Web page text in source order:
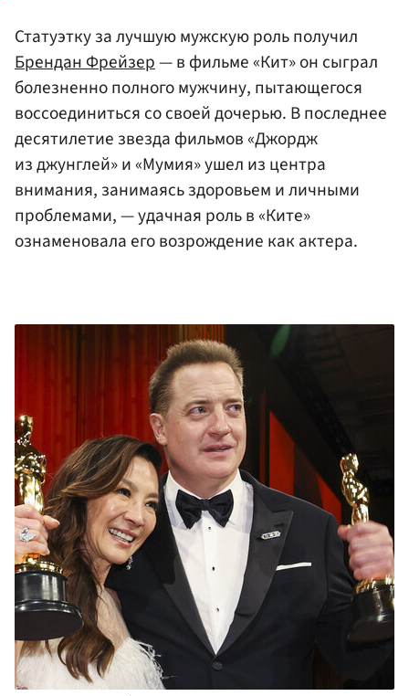
Статуэтку за лучшую мужскую роль получил
Брендан Фрейзер— в фильме «Кит» он сыграл
болезненно полного мужчину, пытающегося
воссоединиться со своей дочерью. В последнее
десятилетие звезда фильмов «Джордж
из джунглей» и «Мумия» ушел из центра
внимания, занимаясь здоровьем и личными
проблемами, — удачная роль в «Ките»
ознаменовала его возрождение как актера.